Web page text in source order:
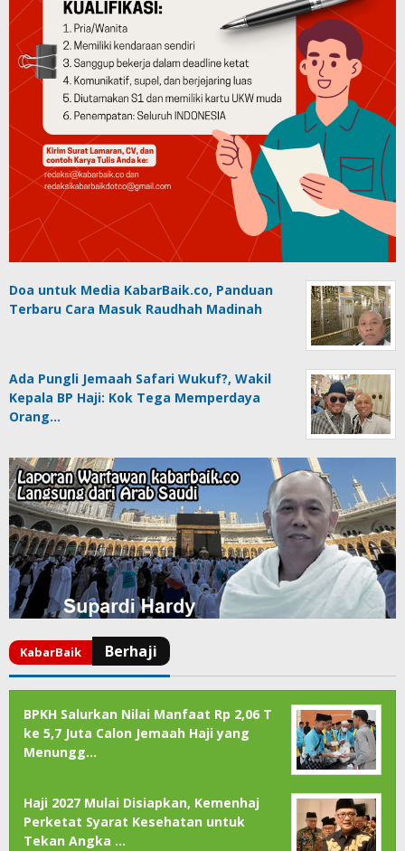
Doa untuk Media KabarBaik.co, Panduan
Terbaru Cara Masuk Raudhah Madinah
Ada Pungli Jemaah Safari Wukuf?, Wakil
Kepala BP Haji: Kok Tega Memperdaya
Orang…
BPKH Salurkan Nilai Manfaat Rp 2,06 T
ke 5,7 Juta Calon Jemaah Haji yang
Menungg…
Haji 2027 Mulai Disiapkan, Kemenhaj
Perketat Syarat Kesehatan untuk
Tekan Angka …